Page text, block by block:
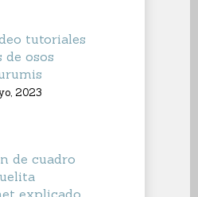
tutoriales
de osos
2023
de cuadro
explicado